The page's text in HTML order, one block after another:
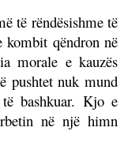
të rëndësishme të
qëndron në
morale e kauzës
pushtet nuk mund
bashkuar. Kjo e
në një himn